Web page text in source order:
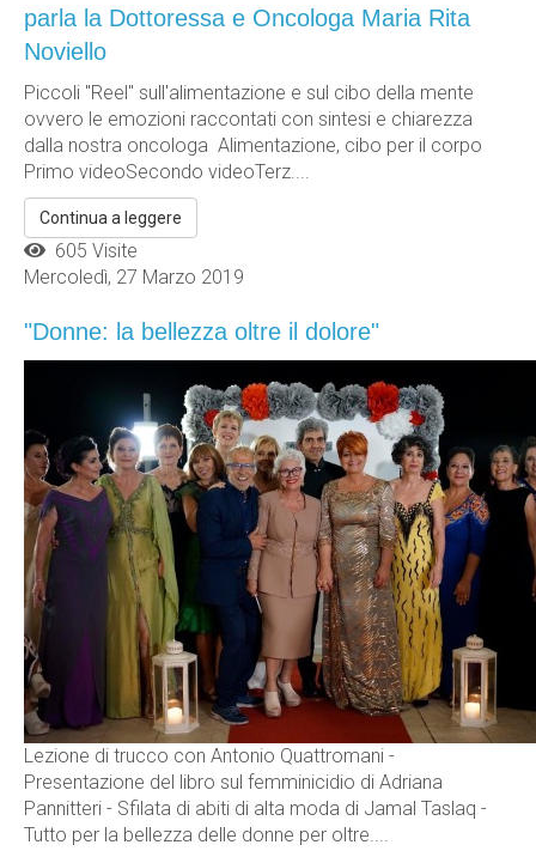
parla la Dottoressa e Oncologa Maria Rita
Noviello
Piccoli "Reel" sull'alimentazione e sul cibo della mente
ovvero le emozioni raccontati con sintesi e chiarezza
dalla nostra oncologa Alimentazione, cibo per il corpo
Primo videoSecondo videoTerz....
Continua a leggere
605 Visite
Mercoledì, 27 Marzo 2019
"Donne: la bellezza oltre il dolore"
Lezione di trucco con Antonio Quattromani -
Presentazione del libro sul femminicidio di Adriana
Pannitteri - Sfilata di abiti di alta moda di Jamal Taslaq -
Tutto per la bellezza delle donne per oltre....